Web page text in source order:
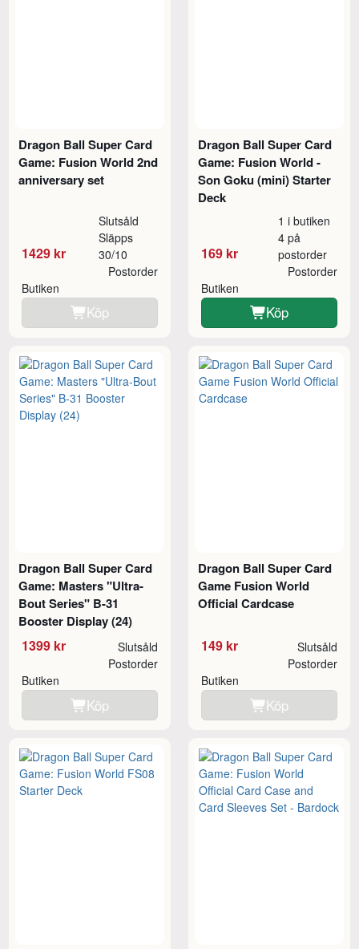
Dragon Ball Super Card
Game: Fusion World 2nd
anniversary set
1429 kr
Slutsåld
Släpps
30/10
Butiken
Postorder
Köp
Dragon Ball Super Card
Game: Fusion World -
Son Goku (mini) Starter
Deck
169 kr
1 i butiken
4 på
postorder
Butiken
Postorder
Köp
Dragon Ball Super Card
Game: Masters "Ultra-
Bout Series" B-31
Booster Display (24)
1399 kr Slutsåld
Butiken
Postorder
Köp
Dragon Ball Super Card
Game Fusion World
Official Cardcase
149 kr Slutsåld
Butiken
Postorder
Köp